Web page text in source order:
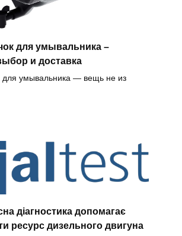
для умывальника –
и доставка
для умывальника — вещь не из
діагностика допомагає
ресурс дизельного двигуна